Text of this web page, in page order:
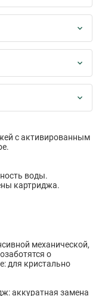
с активированным
воды.
картриджа.
механической,
о
для кристально
аккуратная замена